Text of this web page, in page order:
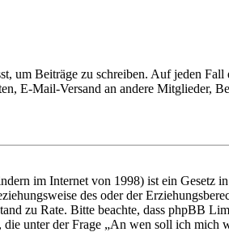
um Beiträge zu schreiben. Auf jeden Fall
E-Mail-Versand an andere Mitglieder,
im Internet von 1998) ist ein Gesetz
des oder der
zu Rate. Bitte beachte, dass phpBB
unter der Frage „An wen soll ich mich